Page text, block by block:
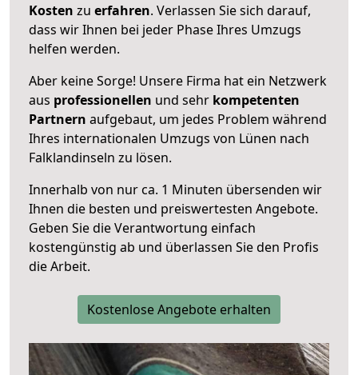
Kosten zu erfahren. Verlassen Sie sich darauf,
dass wir Ihnen bei jeder Phase Ihres Umzugs
helfen werden.
Aber keine Sorge! Unsere Firma hat ein Netzwerk
aus professionellen und sehr kompetenten
Partnern aufgebaut, um jedes Problem während
Ihres internationalen Umzugs von Lünen nach
Falklandinseln zu lösen.
Innerhalb von nur ca. 1 Minuten übersenden wir
Ihnen die besten und preiswertesten Angebote.
Geben Sie die Verantwortung einfach
kostengünstig ab und überlassen Sie den Profis
die Arbeit.
Kostenlose Angebote erhalten